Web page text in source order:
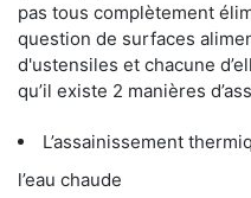
pas tous complètement
question de surfaces
d'ustensiles et chacune
qu’il existe 2 manières
L’assainissement
l’eau chaude